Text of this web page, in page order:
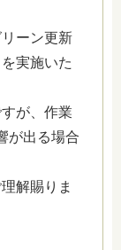
ーン更新
実施いた
が、作業
が出る場合
解賜りま